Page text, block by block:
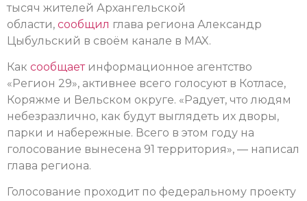
тысяч жителей Архангельской
области, сообщил глава региона Александр
Цыбульский в своём канале в MAX.
Как сообщаетинформационное агентство
«Регион 29», активнее всего голосуют в Котласе,
Коряжме и Вельском округе. «Радует, что людям
небезразлично, как будут выглядеть их дворы,
парки и набережные. Всего в этом году на
голосование вынесена 91 территория», — написал
глава региона.
Голосование проходит по федеральному проекту